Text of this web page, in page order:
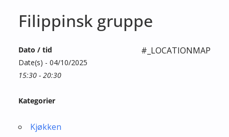
Filippinsk gruppe
#_LOCATIONMAP
Dato / tid
Date(s) - 04/10/2025
15:30 - 20:30
Kategorier
Kjøkken